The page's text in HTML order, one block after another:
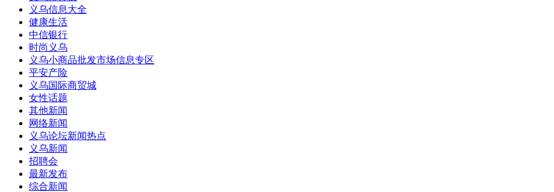
义乌信息大全
健康生活
中信银行
时尚义乌
义乌小商品批发市场信息专区
平安产险
义乌国际商贸城
女性话题
其他新闻
网络新闻
义乌论坛新闻热点
义乌新闻
招聘会
最新发布
综合新闻